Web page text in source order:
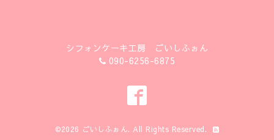
シフォンケーキ工房 ごいしふぉん
090-6256-6875
©2026 ごいしふぉん. All Rights Reserved.